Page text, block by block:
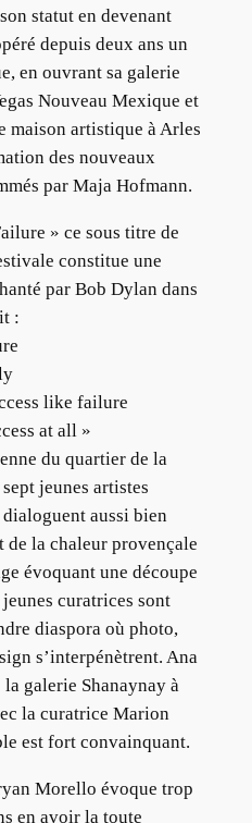
statut en devenant
depuis deux ans un
en ouvrant sa galerie
Nouveau Mexique et
maison artistique à Arles
des nouveaux
par Maja Hofmann.
» ce sous titre de
constitue une
par Bob Dylan dans
:
like failure
at all »
du quartier de la
jeunes artistes
aussi bien
de la chaleur provençale
évoquant une découpe
curatrices sont
diaspora où photo,
s’interpénètrent. Ana
galerie Shanaynay à
la curatrice Marion
est fort convainquant.
Morello évoque trop
en avoir la toute